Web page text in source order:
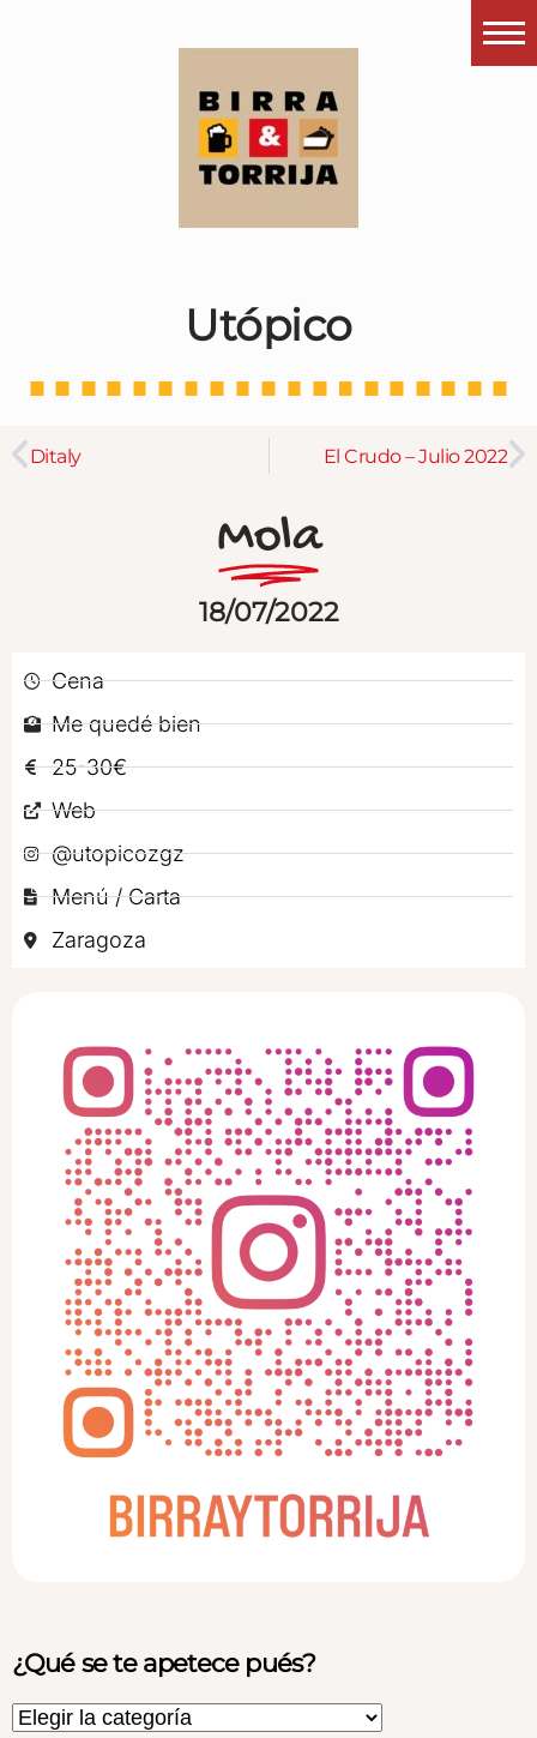
¿Esto que es pués?
Últimas visitas
Todos los garitos
Por el mundo
Contactar
Utópico
Ditaly El Crudo – Julio 2022
Mola
18/07/2022
Cena
Me quedé bien
25-30€
Web
@utopicozgz
Menú / Carta
Zaragoza
¿Qué se te apetece pués?